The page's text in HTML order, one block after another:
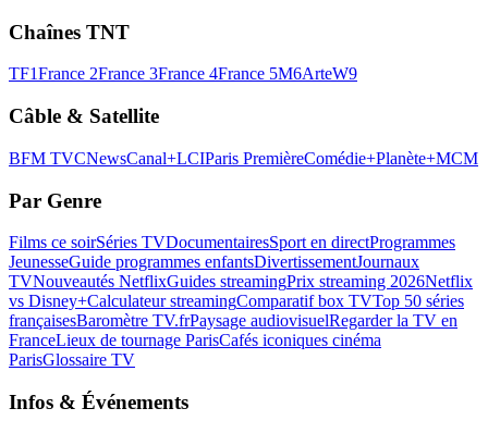
Chaînes TNT
TF1France 2France 3France 4France 5M6ArteW9
Câble & Satellite
BFM TVCNewsCanal+LCIParis PremièreComédie+Planète+MCM
Par Genre
Films ce soirSéries TVDocumentairesSport en directProgrammes
JeunesseGuide programmes enfantsDivertissementJournaux
TVNouveautés NetflixGuides streamingPrix streaming 2026Netflix
vs Disney+Calculateur streamingComparatif box TVTop 50 séries
françaisesBaromètre TV.frPaysage audiovisuelRegarder la TV en
FranceLieux de tournage ParisCafés iconiques cinéma
ParisGlossaire TV
Infos & Événements